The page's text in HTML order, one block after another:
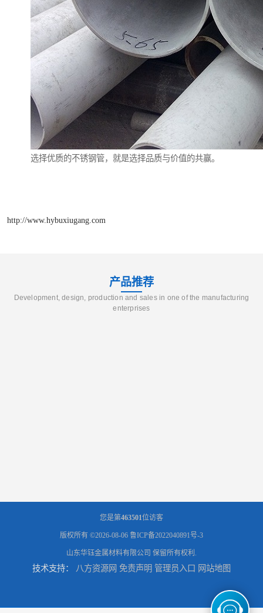
选择优质的不锈钢管，就是选择品质与价值的共赢。
http://www.hybuxiugang.com
产品推荐
Development, design, production and sales in one of the manufacturing
enterprises
您是第463501位访客
版权所有 ©2026-08-06 鲁ICP备2022040891号-3
山东华钰金属材料有限公司 保留所有权利.
技术支持： 八方资源网 免责声明 管理员入口 网站地图